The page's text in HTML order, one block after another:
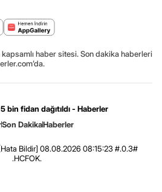
kapsamlı haber sitesi. Son dakika haberleri
bin fidan dağıtıldı - Haberler
Son DakikaHaberler
[Hata Bildir] 08.08.2026 08:15:23 #.0.3#
.HCFOK.